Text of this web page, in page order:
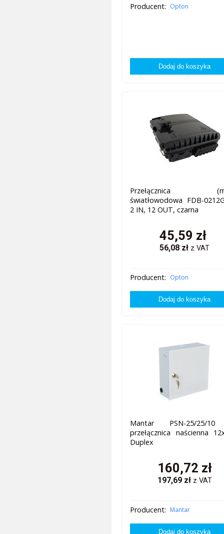
Producent: Opton
Przełącznica
światłowodowa FDB-
2 IN, 12 OUT, czarna
45,59 zł
56,08 zł z VAT
Producent: Opton
Mantar PSN-25/25/
przełącznica naścienna
Duplex
160,72 zł
197,69zł z VAT
Producent: Mantar